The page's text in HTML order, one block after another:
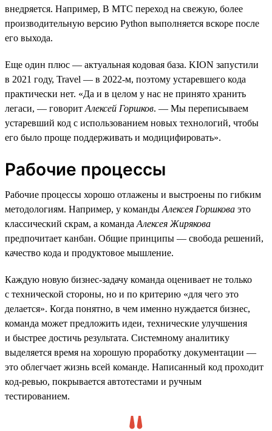
внедряется. Например, В МТС переход на свежую, более
производительную версию Python выполняется вскоре после
его выхода.
Еще один плюс — актуальная кодовая база. KION запустили
в 2021 году, Travel — в 2022-м, поэтому устаревшего кода
практически нет. «Да и в целом у нас не принято хранить
легаси, — говорит Алексей Горшков. — Мы переписываем
устаревший код с использованием новых технологий, чтобы
его было проще поддерживать и модицифировать».
Рабочие процессы
Рабочие процессы хорошо отлажены и выстроены по гибким
методологиям. Например, у команды Алексея Горшкова это
классический скрам, а команда Алексея Жирякова
предпочитает канбан. Общие принципы — свобода решений,
качество кода и продуктовое мышление.
Каждую новую бизнес-задачу команда оценивает не только
с технической стороны, но и по критерию «для чего это
делается». Когда понятно, в чем именно нуждается бизнес,
команда может предложить идеи, технические улучшения
и быстрее достичь результата. Системному аналитику
выделяется время на хорошую проработку документации —
это облегчает жизнь всей команде. Написанный код проходит
код-ревью, покрывается автотестами и ручным
тестированием.